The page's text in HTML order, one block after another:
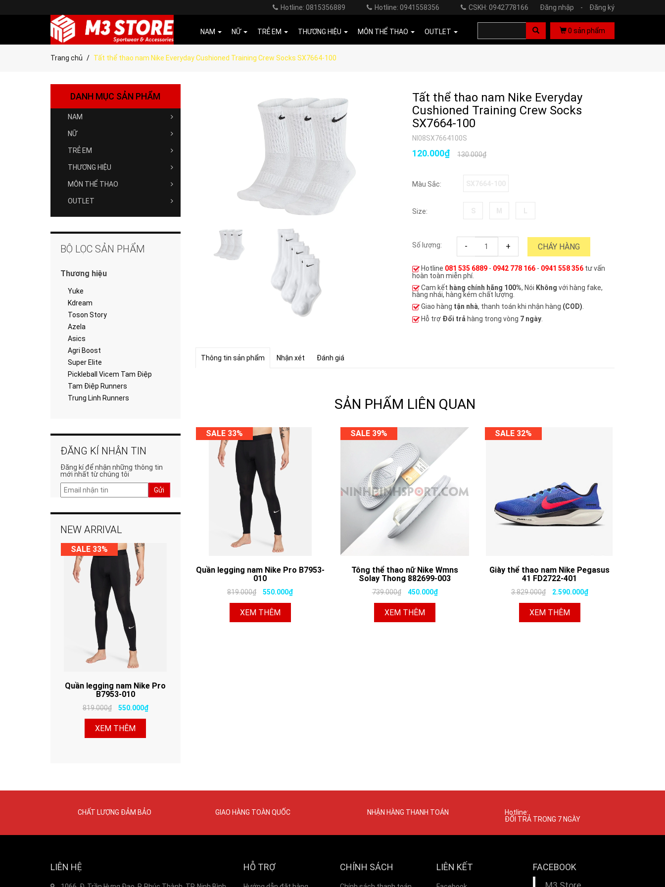
Hotline: 0815356889 Hotline: 0941558356 CSKH: 0942778166 Đăng nhập - Đăng ký
NAM NỮ TRẺ EM THƯƠNG HIỆU MÔN THỂ THAO OUTLET 0 sản phẩm
Trang chủ Tất thể thao nam Nike Everyday Cushioned Training Crew Socks SX7664-100
Tất thể thao nam Nike Everyday
Cushioned Training Crew Socks
SX7664-100
NI08SX7664100S
130.000₫
120.000₫
Màu Sắc:
Size:
Số lượng: - + CHÁY HÀNG
Hotline 081 535 6889 - 0942 778 166 - 0941 558 356 tư vấn
hoàn toàn miễn phí.
Cam kết hàng chính hãng 100%, Nói Không với hàng fake,
hàng nhái, hàng kém chất lượng.
Giao hàng tận nhà, thanh toán khi nhận hàng (COD).
Hỗ trợ Đổi trả hàng trong vòng 7 ngày
Thông tin sản phẩm Nhận xét Đánh giá
SẢN PHẨM LIÊN QUAN
SALE 33%
Quần legging nam Nike Pro B7953-
010
819.000₫ 550.000₫
XEM THÊM
SALE 39%
Tông thể thao nữ Nike Wmns
Solay Thong 882699-003
739.000₫ 450.000₫
XEM THÊM
SALE 32%
Giày thể thao nam Nike Pegasus
41 FD2722-401
3.829.000₫ 2.590.000₫
XEM THÊM
DANH MỤC SẢN PHẨM
NAM
NỮ
TRẺ EM
THƯƠNG HIỆU
MÔN THỂ THAO
OUTLET
BỘ LỌC SẢN PHẨM
Thương hiệu
Yuke
Kdream
Toson Story
Azela
Asics
Agri Boost
Super Elite
Pickleball Vicem Tam Điệp
Tam Điệp Runners
Trung Linh Runners
ĐĂNG KÍ NHẬN TIN
Đăng kí để nhận những thông tin
mới nhất từ chúng tôi
Gửi
NEW ARRIVAL
SALE 33%
Quần legging nam Nike Pro
B7953-010
819.000₫ 550.000₫
XEM THÊM
CHẤT LƯỢNG ĐẢM BẢO GIAO HÀNG TOÀN QUỐC NHẬN HÀNG THANH TOÁN
Hotline:
ĐỔI TRẢ TRONG 7 NGÀY
LIÊN HỆ HỖ TRỢ CHÍNH SÁCH LIÊN KẾT FACEBOOK